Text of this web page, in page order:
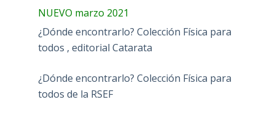
NUEVO marzo 2021
¿Dónde encontrarlo? Colección Física para
todos , editorial Catarata
¿Dónde encontrarlo? Colección Física para
todos de la RSEF